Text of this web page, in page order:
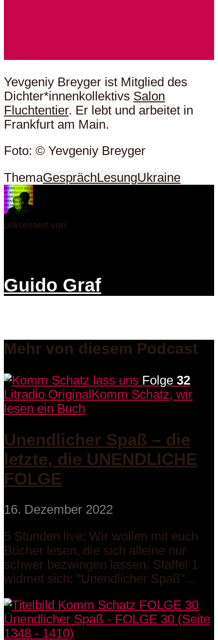
Yevgeniy Breyger ist Mitglied des
Dichter*innenkollektivs Salon
Fluchtentier. Er lebt und arbeitet in
Frankfurt am Main.
Foto: © Yevgeniy Breyger
ThemaGesprächLesungUkraine
präsentiert von
Guido Graf
Mehr von diesem Podcast
Folge 32
Litradio OriginalKomm Schatz, wir
lesen ein Buch
Unendlicher Spaß – die
letzte, die UNENDLICHE
FOLGE
16. Dezember 2022
5 Stunden live: Wir wollen mit euch
Bücher lesen, die sich alleine nur
schwer bezwingen lassen. Staffel 1
widmet sich: "Unendlicher Spaß"...